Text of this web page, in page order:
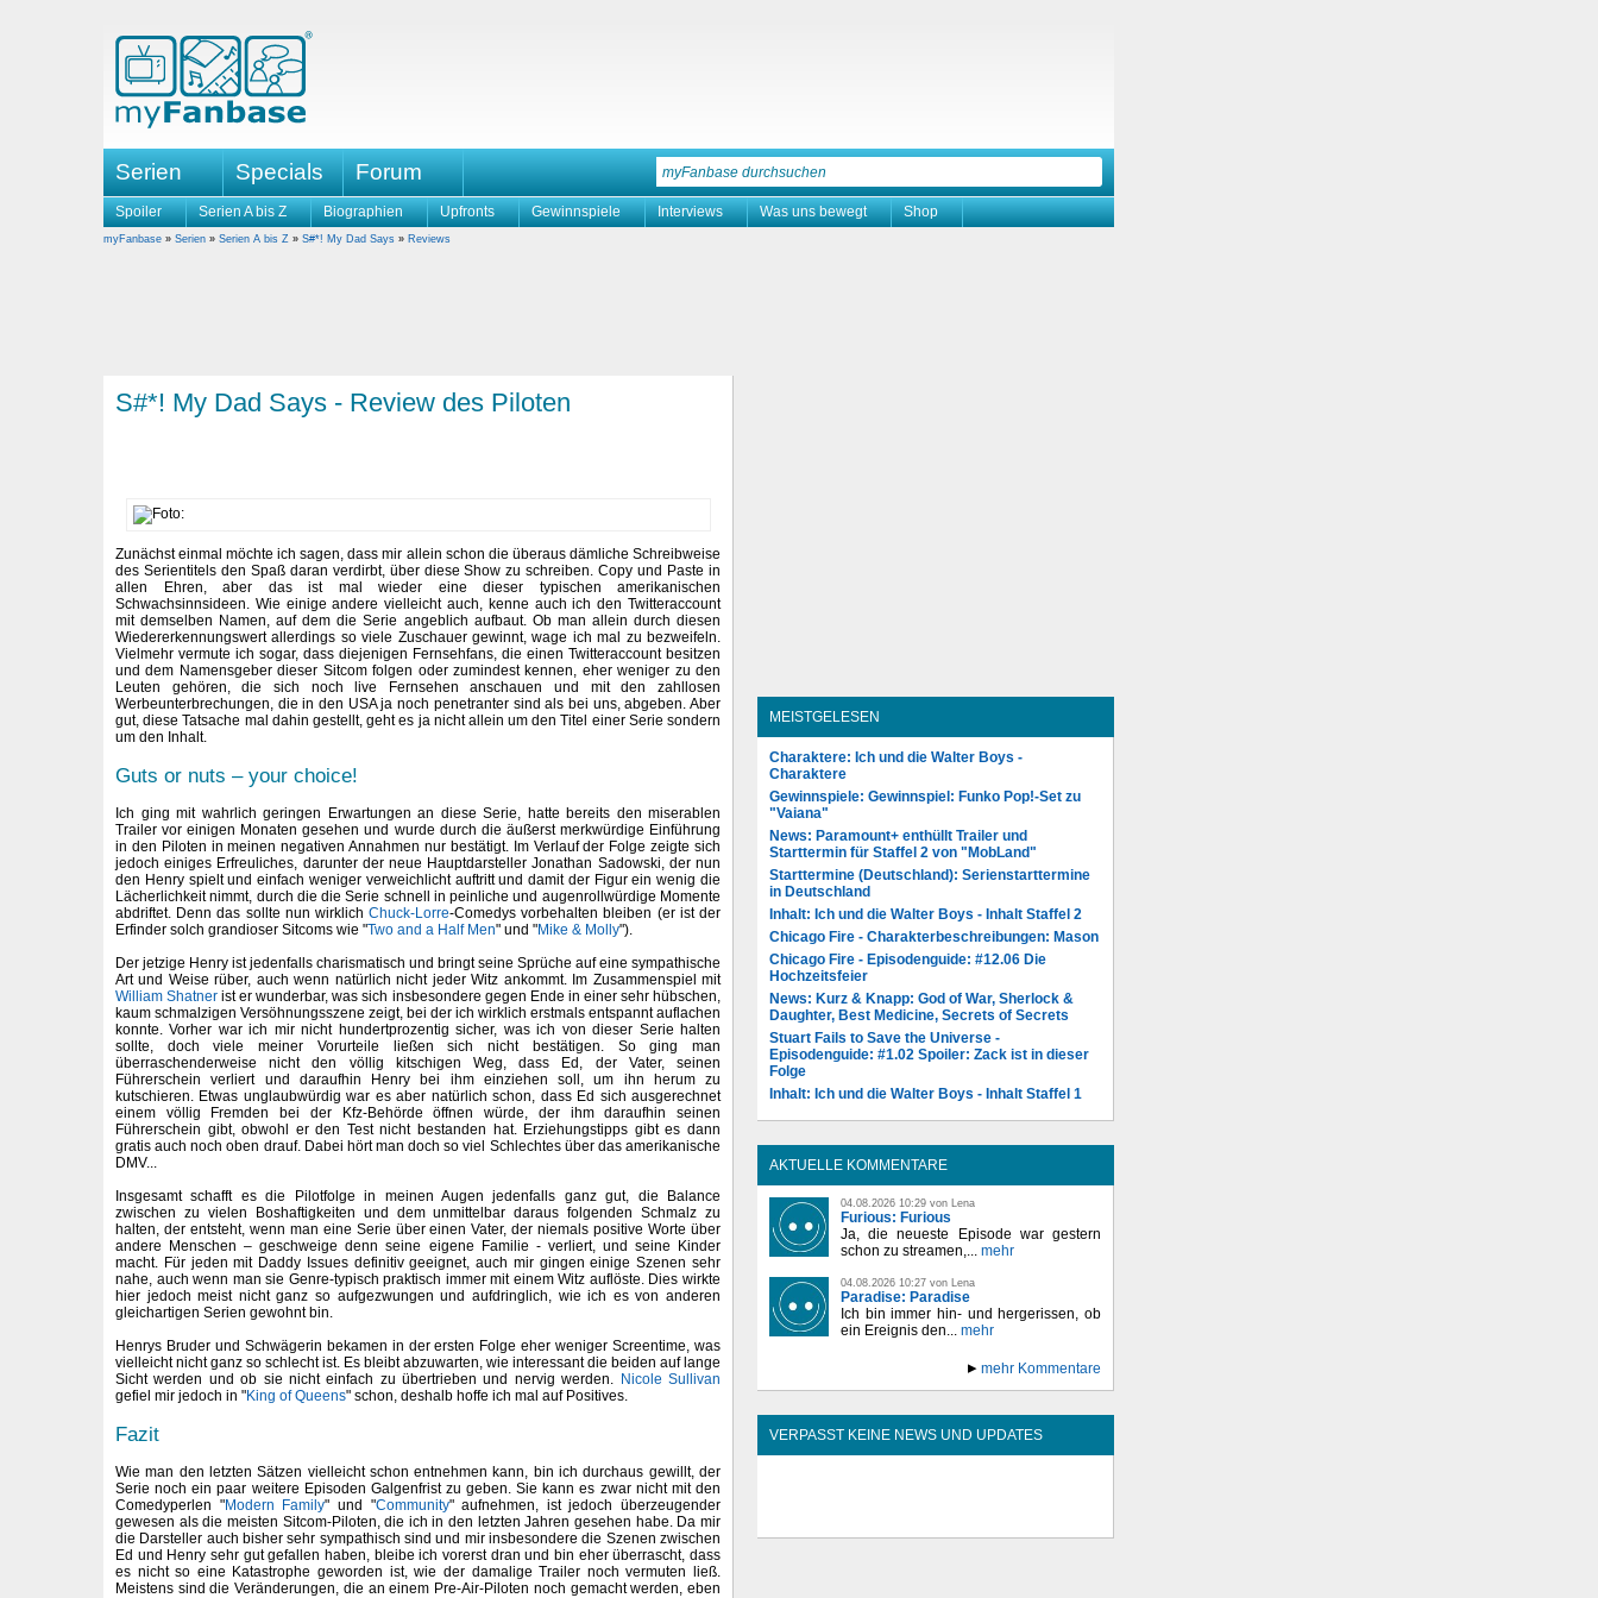
Serien Specials Forum
Spoiler Serien A bis Z Biographien Upfronts Gewinnspiele Interviews Was uns bewegt Shop
myFanbase » Serien » Serien A bis Z » S#*! My Dad Says » Reviews
S#*! My Dad Says - Review des Piloten
Zunächst einmal möchte ich sagen, dass mir allein schon die überaus dämliche Schreibweise
des Serientitels den Spaß daran verdirbt, über diese Show zu schreiben. Copy und Paste in
allen Ehren, aber das ist mal wieder eine dieser typischen amerikanischen
Schwachsinnsideen. Wie einige andere vielleicht auch, kenne auch ich den Twitteraccount
mit demselben Namen, auf dem die Serie angeblich aufbaut. Ob man allein durch diesen
Wiedererkennungswert allerdings so viele Zuschauer gewinnt, wage ich mal zu bezweifeln.
Vielmehr vermute ich sogar, dass diejenigen Fernsehfans, die einen Twitteraccount besitzen
und dem Namensgeber dieser Sitcom folgen oder zumindest kennen, eher weniger zu den
Leuten gehören, die sich noch live Fernsehen anschauen und mit den zahllosen
Werbeunterbrechungen, die in den USA ja noch penetranter sind als bei uns, abgeben. Aber
gut, diese Tatsache mal dahin gestellt, geht es ja nicht allein um den Titel einer Serie sondern
um den Inhalt.
Guts or nuts – your choice!
Ich ging mit wahrlich geringen Erwartungen an diese Serie, hatte bereits den miserablen
Trailer vor einigen Monaten gesehen und wurde durch die äußerst merkwürdige Einführung
in den Piloten in meinen negativen Annahmen nur bestätigt. Im Verlauf der Folge zeigte sich
jedoch einiges Erfreuliches, darunter der neue Hauptdarsteller Jonathan Sadowski, der nun
den Henry spielt und einfach weniger verweichlicht auftritt und damit der Figur ein wenig die
Lächerlichkeit nimmt, durch die die Serie schnell in peinliche und augenrollwürdige Momente
abdriftet. Denn das sollte nun wirklichChuck-Lorre-Comedys vorbehalten bleiben (er ist der
Erfinder solch grandioser Sitcoms wie "Two and a Half Men" und "Mike & Molly").
Der jetzige Henry ist jedenfalls charismatisch und bringt seine Sprüche auf eine sympathische
Art und Weise rüber, auch wenn natürlich nicht jeder Witz ankommt. Im Zusammenspiel mit
William Shatner ist er wunderbar, was sich insbesondere gegen Ende in einer sehr hübschen,
kaum schmalzigen Versöhnungsszene zeigt, bei der ich wirklich erstmals entspannt auflachen
konnte. Vorher war ich mir nicht hundertprozentig sicher, was ich von dieser Serie halten
sollte, doch viele meiner Vorurteile ließen sich nicht bestätigen. So ging man
überraschenderweise nicht den völlig kitschigen Weg, dass Ed, der Vater, seinen
Führerschein verliert und daraufhin Henry bei ihm einziehen soll, um ihn herum zu
kutschieren. Etwas unglaubwürdig war es aber natürlich schon, dass Ed sich ausgerechnet
einem völlig Fremden bei der Kfz-Behörde öffnen würde, der ihm daraufhin seinen
Führerschein gibt, obwohl er den Test nicht bestanden hat. Erziehungstipps gibt es dann
gratis auch noch oben drauf. Dabei hört man doch so viel Schlechtes über das amerikanische
DMV...
Insgesamt schafft es die Pilotfolge in meinen Augen jedenfalls ganz gut, die Balance
zwischen zu vielen Boshaftigkeiten und dem unmittelbar daraus folgenden Schmalz zu
halten, der entsteht, wenn man eine Serie über einen Vater, der niemals positive Worte über
andere Menschen – geschweige denn seine eigene Familie - verliert, und seine Kinder
macht. Für jeden mit Daddy Issues definitiv geeignet, auch mir gingen einige Szenen sehr
nahe, auch wenn man sie Genre-typisch praktisch immer mit einem Witz auflöste. Dies wirkte
hier jedoch meist nicht ganz so aufgezwungen und aufdringlich, wie ich es von anderen
gleichartigen Serien gewohnt bin.
Henrys Bruder und Schwägerin bekamen in der ersten Folge eher weniger Screentime, was
vielleicht nicht ganz so schlecht ist. Es bleibt abzuwarten, wie interessant die beiden auf lange
Sicht werden und ob sie nicht einfach zu übertrieben und nervig werden. Nicole Sullivan
gefiel mir jedoch in "King of Queens" schon, deshalb hoffe ich mal auf Positives.
Fazit
Wie man den letzten Sätzen vielleicht schon entnehmen kann, bin ich durchaus gewillt, der
Serie noch ein paar weitere Episoden Galgenfrist zu geben. Sie kann es zwar nicht mit den
Comedyperlen "Modern Family" und "Community" aufnehmen, ist jedoch überzeugender
gewesen als die meisten Sitcom-Piloten, die ich in den letzten Jahren gesehen habe. Da mir
die Darsteller auch bisher sehr sympathisch sind und mir insbesondere die Szenen zwischen
Ed und Henry sehr gut gefallen haben, bleibe ich vorerst dran und bin eher überrascht, dass
es nicht so eine Katastrophe geworden ist, wie der damalige Trailer noch vermuten ließ.
Meistens sind die Veränderungen, die an einem Pre-Air-Piloten noch gemacht werden, eben
MEISTGELESEN
Charaktere: Ich und die Walter Boys -
Charaktere
Gewinnspiele: Gewinnspiel: Funko Pop!-Set zu
"Vaiana"
News: Paramount+ enthüllt Trailer und
Starttermin für Staffel 2 von "MobLand"
Starttermine (Deutschland): Serienstarttermine
in Deutschland
Inhalt: Ich und die Walter Boys - Inhalt Staffel 2
Chicago Fire - Charakterbeschreibungen: Mason
Chicago Fire - Episodenguide: #12.06 Die
Hochzeitsfeier
News: Kurz & Knapp: God of War, Sherlock &
Daughter, Best Medicine, Secrets of Secrets
Stuart Fails to Save the Universe -
Episodenguide: #1.02 Spoiler: Zack ist in dieser
Folge
Inhalt: Ich und die Walter Boys - Inhalt Staffel 1
AKTUELLE KOMMENTARE
04.08.2026 10:29 von Lena
Furious: Furious
Ja, die neueste Episode war gestern
schon zu streamen,... mehr
04.08.2026 10:27 von Lena
Paradise: Paradise
Ich bin immer hin- und hergerissen, ob
ein Ereignis den... mehr
mehr Kommentare
VERPASST KEINE NEWS UND UPDATES